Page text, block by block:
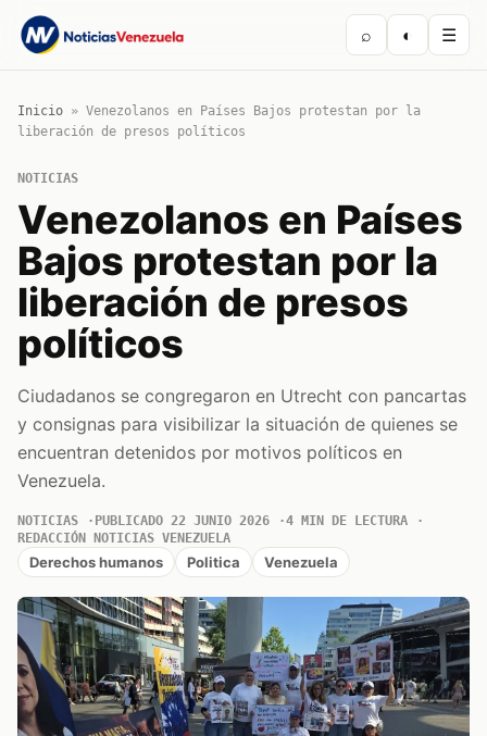
⌕ ◐ ☰
Inicio » Venezolanos en Países Bajos protestan por la
liberación de presos políticos
NOTICIAS
Venezolanos en Países
Bajos protestan por la
liberación de presos
políticos
Ciudadanos se congregaron en Utrecht con pancartas
y consignas para visibilizar la situación de quienes se
encuentran detenidos por motivos políticos en
Venezuela.
NOTICIAS PUBLICADO 22 JUNIO 2026
4 MIN DE LECTURA
REDACCIÓN NOTICIAS VENEZUELA
Derechos humanos Politica Venezuela